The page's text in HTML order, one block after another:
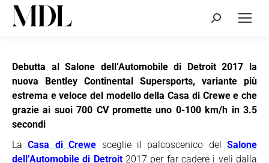
Cerca:
Debutta al Salone dell’Automobile di Detroit 2017 la
nuova Bentley Continental Supersports, variante più
estrema e veloce del modello della Casa di Crewe e che
grazie ai suoi 700 CV promette uno 0-100 km/h in 3.5
secondi
LaCasa di Crewe sceglie il palcoscenico del Salone
dell’Automobile di Detroit2017 per far cadere i veli dalla